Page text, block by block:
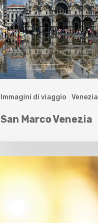
Immagini di viaggio Venezia
San Marco Venezia